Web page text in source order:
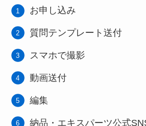
お申し込み
質問テンプレート送付
スマホで撮影
動画送付
編集
納品・エキスパーツ公式